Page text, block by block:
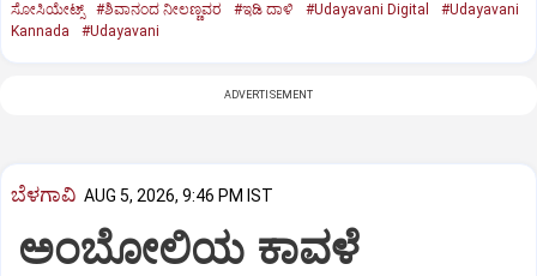
ಸೋಸಿಯೇಟ್ಸ್
#ಶಿವಾನಂದ ನೀಲಣ್ಣವರ #ಇಡಿ ದಾಳಿ #Udayavani Digital
#Udayavani
Kannada
#Udayavani
ADVERTISEMENT
ಬೆಳಗಾವಿ AUG 5, 2026, 9:46 PM IST
ಅಂಬೋಲಿಯ ಕಾವಳೆ‌